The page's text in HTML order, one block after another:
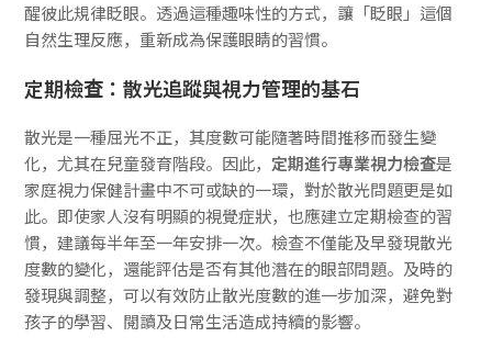
醒彼此規律眨眼。透過這種趣味性的方式，讓「眨眼」這個
自然生理反應，重新成為保護眼睛的習慣。
定期檢查：散光追蹤與視力管理的基石
散光是一種屈光不正，其度數可能隨著時間推移而發生變
化，尤其在兒童發育階段。因此，定期進行專業視力檢查是
家庭視力保健計畫中不可或缺的一環，對於散光問題更是如
此。即使家人沒有明顯的視覺症狀，也應建立定期檢查的習
慣，建議每半年至一年安排一次。檢查不僅能及早發現散光
度數的變化，還能評估是否有其他潛在的眼部問題。及時的
發現與調整，可以有效防止散光度數的進一步加深，避免對
孩子的學習、閱讀及日常生活造成持續的影響。